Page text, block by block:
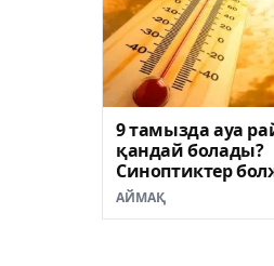
9 тамызда ауа
қандай болады?
Синоптиктер
жариялады
АЙМАҚ